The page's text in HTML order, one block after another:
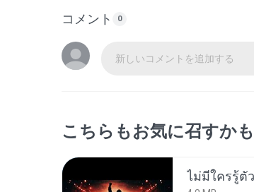
コメント 0
新しいコメントを追加する
こちらもお気に召すか